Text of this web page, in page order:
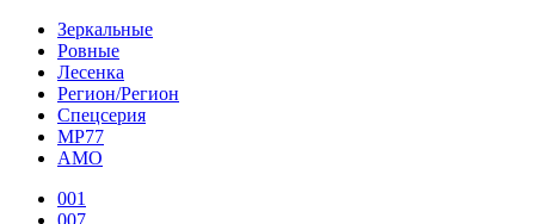
Зеркальные
Ровные
Лесенка
Регион/Регион
Спецсерия
МР77
АМО
001
007